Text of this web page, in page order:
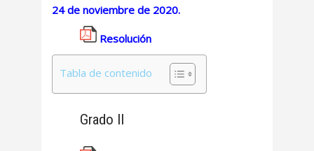
24 de noviembre de 2020.
Resolución
Tabla de contenido
Grado II